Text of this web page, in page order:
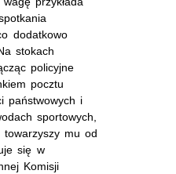
dodatkowo
stokach
policyjne
pocztu
państwowych i
sportowych,
towarzyszy mu od
się w
Komisji